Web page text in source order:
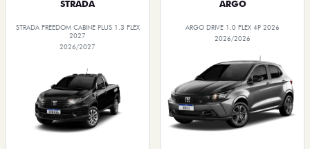
STRADA
STRADA FREEDOM CABINE PLUS 1.3 FLEX
2027
2026/2027
ARGO
ARGO DRIVE 1.0 FLEX 4P 2026
2026/2026